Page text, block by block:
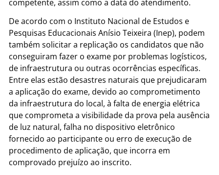
competente, assim como a data do atendimento.
De acordo com o Instituto Nacional de Estudos e
Pesquisas Educacionais Anísio Teixeira (Inep), podem
também solicitar a replicação os candidatos que não
conseguiram fazer o exame por problemas logísticos,
de infraestrutura ou outras ocorrências específicas.
Entre elas estão desastres naturais que prejudicaram
a aplicação do exame, devido ao comprometimento
da infraestrutura do local, à falta de energia elétrica
que comprometa a visibilidade da prova pela ausência
de luz natural, falha no dispositivo eletrônico
fornecido ao participante ou erro de execução de
procedimento de aplicação, que incorra em
comprovado prejuízo ao inscrito.